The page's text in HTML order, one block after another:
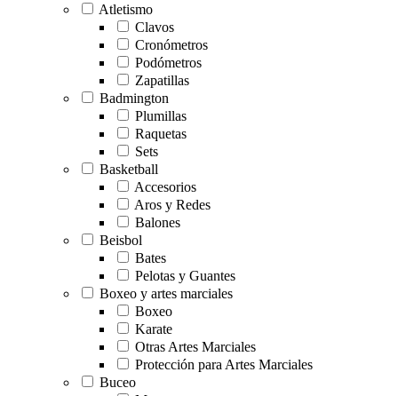
Atletismo
Clavos
Cronómetros
Podómetros
Zapatillas
Badmington
Plumillas
Raquetas
Sets
Basketball
Accesorios
Aros y Redes
Balones
Beisbol
Bates
Pelotas y Guantes
Boxeo y artes marciales
Boxeo
Karate
Otras Artes Marciales
Protección para Artes Marciales
Buceo